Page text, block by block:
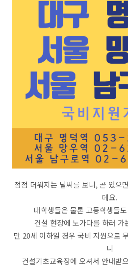
점점 더워지는 날씨를 보니, 곧 있으
데요.
대학생들은 물론 고등학생들
건설 현장에 노가다를 하러 가
만 20세 이하일 경우 국비 지원으로
니
건설기초교육장에 오셔서 안내받